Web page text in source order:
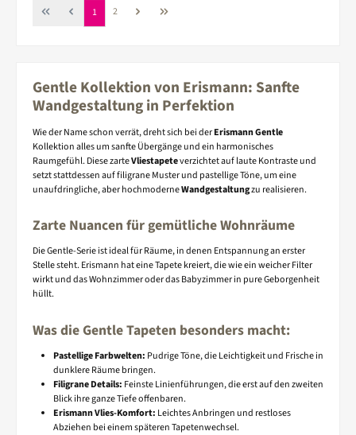
Seite
1 Seite
2
Gentle Kollektion von Erismann: Sanfte
Wandgestaltung in Perfektion
Wie der Name schon verrät, dreht sich bei derErismann Gentle
Kollektion alles um sanfte Übergänge und ein harmonisches
Raumgefühl. Diese zarteVliestapeteverzichtet auf laute Kontraste und
setzt stattdessen auf filigrane Muster und pastellige Töne, um eine
unaufdringliche, aber hochmoderneWandgestaltungzu realisieren.
Zarte Nuancen für gemütliche Wohnräume
Die Gentle-Serie ist ideal für Räume, in denen Entspannung an erster
Stelle steht. Erismann hat eine Tapete kreiert, die wie ein weicher Filter
wirkt und das Wohnzimmer oder das Babyzimmer in pure Geborgenheit
hüllt.
Was die Gentle Tapeten besonders macht:
Pastellige Farbwelten: Pudrige Töne, die Leichtigkeit und Frische in
dunklere Räume bringen.
Filigrane Details: Feinste Linienführungen, die erst auf den zweiten
Blick ihre ganze Tiefe offenbaren.
Erismann Vlies-Komfort: Leichtes Anbringen und restloses
Abziehen bei einem späteren Tapetenwechsel.